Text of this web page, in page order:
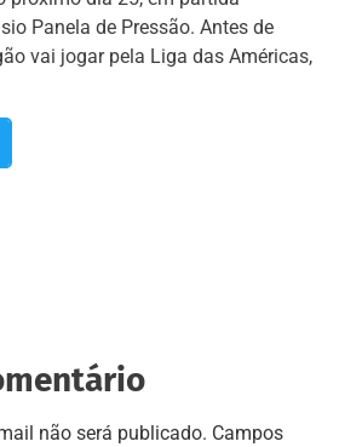
Panela de Pressão. Antes de
vai jogar pela Liga das Américas,
não será publicado. Campos